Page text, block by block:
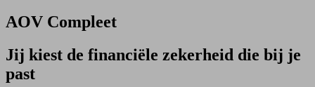
AOV Compleet
Jij kiest de financiële zekerheid die bij je
past